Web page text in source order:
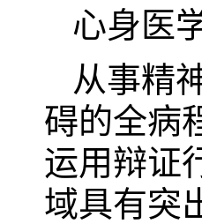
心身医
从事精
碍的全病
运用辩证
域具有突